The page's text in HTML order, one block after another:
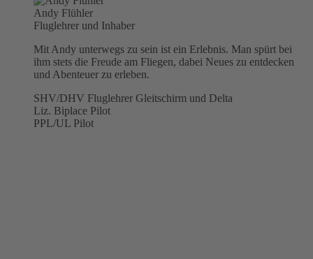
Andy Flühler
Fluglehrer und Inhaber
Mit Andy unterwegs zu sein ist ein Erlebnis. Man spürt bei
ihm stets die Freude am Fliegen, dabei Neues zu entdecken
und Abenteuer zu erleben.
SHV/DHV Fluglehrer Gleitschirm und Delta
Liz. Biplace Pilot
PPL/UL Pilot